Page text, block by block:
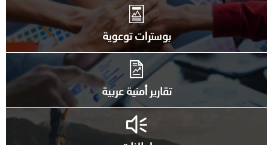
بوسترات توعوية